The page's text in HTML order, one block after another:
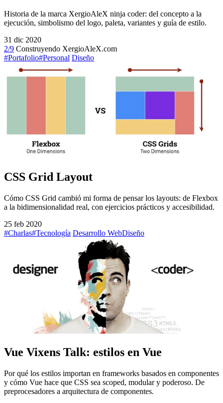
Historia de la marca XergioAleX ninja coder: del concepto a la
ejecución, simbolismo del logo, paleta, variantes y guía de estilo.
31 dic 2020
2/9 Construyendo XergioAleX.com
#Portafolio#Personal Diseño
CSS Grid Layout
Cómo CSS Grid cambió mi forma de pensar los layouts: de Flexbox
a la bidimensionalidad real, con ejercicios prácticos y accesibilidad.
25 feb 2020
#Charlas#Tecnología Desarrollo WebDiseño
Vue Vixens Talk: estilos en Vue
Por qué los estilos importan en frameworks basados en componentes
y cómo Vue hace que CSS sea scoped, modular y poderoso. De
preprocesadores a arquitectura de componentes.